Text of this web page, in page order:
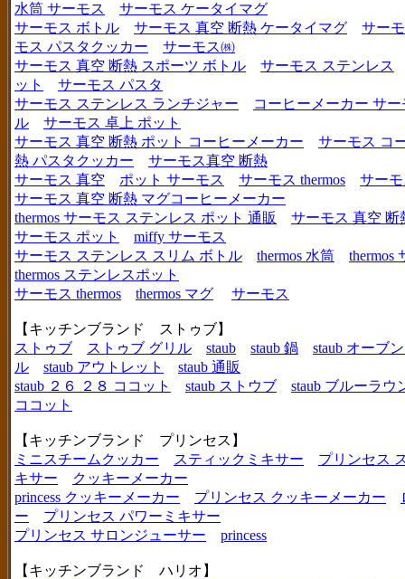
水筒 サーモス
サーモス ケータイマグ
サーモス ボトル
サーモス 真空 断熱 ケータイマグ
サー
モス パスタクッカー
サーモス㈱
サーモス 真空 断熱 スポーツ ボトル
サーモス ステンレス
ット
サーモス パスタ
サーモス ステンレス ランチジャー
コーヒーメーカー サー
ル
サーモス 卓上 ポット
サーモス 真空 断熱 ポット コーヒーメーカー
サーモス コ
熱 パスタクッカー
サーモス真空 断熱
サーモス 真空
ポット サーモス サーモス thermos
サー
サーモス 真空 断熱 マグコーヒーメーカー
thermos サーモス ステンレス ポット 通販
サーモス 真空 断
サーモス ポット
miffy サーモス
サーモス ステンレス スリム ボトル
thermos 水筒
thermos
thermos ステンレスポット
サーモス thermos
thermos マグ サーモス
【キッチンブランド ストゥブ】
ストゥブ
ストゥブ グリル staub staub 鍋
staub オーブ
ル
staub アウトレット
staub 通販
staub ２６ ２８ ココット
staub ストウブ
staub ブルーラウ
ココット
【キッチンブランド プリンセス】
ミニスチームクッカー
スティックミキサー
プリンセス
キサー
クッキーメーカー
princess クッキーメーカー
プリンセス クッキーメーカー
ー
プリンセス パワーミキサー
プリンセス サロンジューサー
princess
【キッチンブランド ハリオ】